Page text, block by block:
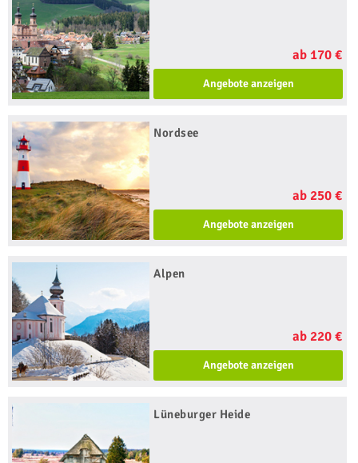
ab 170 €
Angebote anzeigen
Nordsee
ab 250 €
Angebote anzeigen
Alpen
ab 220 €
Angebote anzeigen
Lüneburger Heide